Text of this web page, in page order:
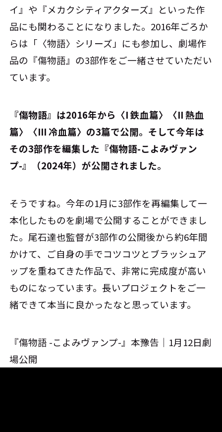
イ』や『メカクシティアクターズ』といった作
品にも関わることになりました。2016年ごろか
らは「〈物語〉シリーズ」にも参加し、劇場作
品の『傷物語』の3部作をご一緒させていただい
ています。
――『傷物語』は2016年から〈I 鉄血篇〉〈II 熱血
篇〉〈III 冷血篇〉の3篇で公開。そして今年は
その3部作を編集した『傷物語-こよみヴァン
プ-』（2024年）が公開されました。
そうですね。今年の1月に3部作を再編集して一
本化したものを劇場で公開することができまし
た。尾石達也監督が3部作の公開後から約6年間
かけて、ご自身の手でコツコツとブラッシュア
ップを重ねてきた作品で、非常に完成度が高い
ものになっています。長いプロジェクトをご一
緒できて本当に良かったなと思っています。
『傷物語 -こよみヴァンプ-』本豫告｜1月12日劇
場公開